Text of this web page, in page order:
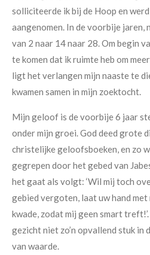
solliciteerde ik bij de Hoop en
aangenomen. In de voorbije jaren,
van 2 naar 14 naar 28. Om begin
te komen dat ik ruimte heb om
ligt het verlangen mijn naaste te
kwamen samen in mijn zoektocht.
Mijn geloof is de voorbije 6 jaar
onder mijn groei. God deed grote
christelijke geloofsboeken, en zo
gegrepen door het gebed van
het gaat als volgt: ‘Wil mij toch
gebied vergoten, laat uw hand
kwade, zodat mij geen smart
gezicht niet zo’n opvallend stuk in
van waarde.